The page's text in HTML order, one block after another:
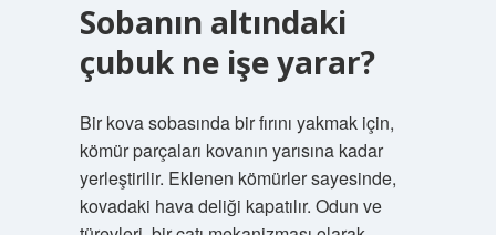
Sobanın altındaki
çubuk ne işe yarar?
Bir kova sobasında bir fırını yakmak için,
kömür parçaları kovanın yarısına kadar
yerleştirilir. Eklenen kömürler sayesinde,
kovadaki hava deliği kapatılır. Odun ve